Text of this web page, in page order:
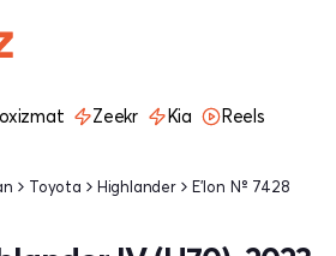
Zeekr Kia Reels
Toyota Highlander E'lon № 7428